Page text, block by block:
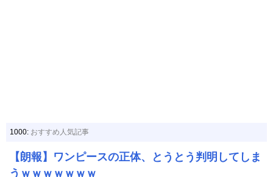
1000: おすすめ人気記事
【朗報】ワンピースの正体、とうとう判明してしま
うｗｗｗｗｗｗｗ